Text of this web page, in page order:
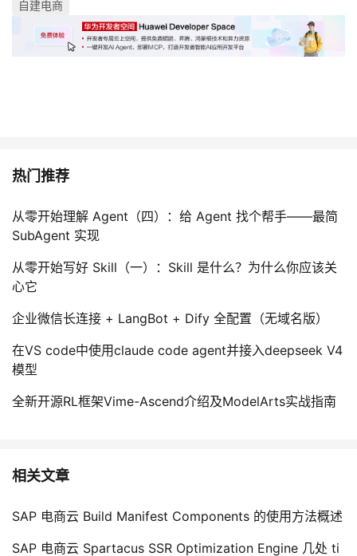
自建电商
热门推荐
从零开始理解 Agent（四）：给 Agent 找个帮手——最简
SubAgent 实现
从零开始写好 Skill（一）：Skill 是什么？为什么你应该关
心它
企业微信长连接 + LangBot + Dify 全配置（无域名版）
在VS code中使用claude code agent并接入deepseek V4
模型
全新开源RL框架Vime-Ascend介绍及ModelArts实战指南
相关文章
SAP 电商云 Build Manifest Components 的使用方法概述
SAP 电商云 Spartacus SSR Optimization Engine 几处 ti